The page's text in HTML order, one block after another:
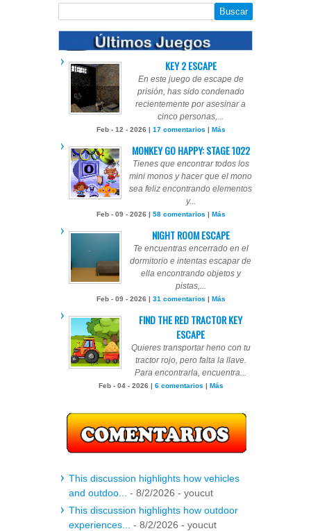
KEY 2 ESCAPE
En este juego de escape de
prisión, has sido condenado
recientemente por asesinar a
cinco personas,...
Feb - 12 - 2026 | 17 comentarios | Más
MONKEY GO HAPPY: STAGE 1022
Tienes que encontrar todos los
mini monos y hacer que el mono
sea feliz encontrando elementos
y...
Feb - 09 - 2026 | 58 comentarios | Más
NIGHT ROOM ESCAPE
Te encuentras encerrado en el
dormitorio e intentas escapar de
ella encontrando objetos y
pistas,...
Feb - 09 - 2026 | 31 comentarios | Más
FIND THE RED TRACTOR KEY
ESCAPE
Quieres transportar heno con tu
tractor rojo, pero falta la llave.
Para encontrarla, encuentra...
Feb - 04 - 2026 | 6 comentarios | Más
This discussion highlights how vehicles
and outdoo...
- 8/2/2026 - youcut
This discussion highlights how outdoor
experiences...
- 8/2/2026 - youcut